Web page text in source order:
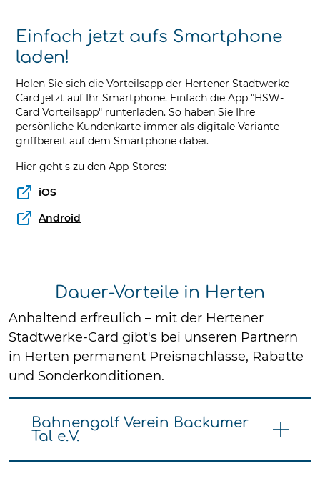
Einfach jetzt aufs Smartphone
laden!
Holen Sie sich die Vorteilsapp der Hertener Stadtwerke-
Card jetzt auf Ihr Smartphone. Einfach die App "HSW-
Card Vorteilsapp" runterladen. So haben Sie Ihre
persönliche Kundenkarte immer als digitale Variante
griffbereit auf dem Smartphone dabei.
Hier geht's zu den App-Stores:
iOS
Android
Dauer-Vorteile in Herten
Anhaltend erfreulich – mit der Hertener
Stadtwerke-Card gibt's bei unseren Partnern
in Herten permanent Preisnachlässe, Rabatte
und Sonderkonditionen.
Bahnengolf Verein Backumer
Tal e.V.